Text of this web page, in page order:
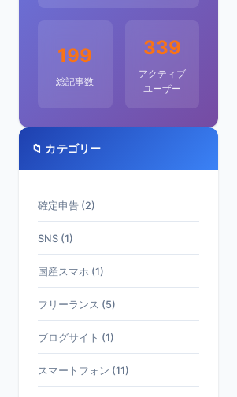
199
総記事数
339
アクティブ
ユーザー
📁 カテゴリー
確定申告 (2)
SNS (1)
国産スマホ (1)
フリーランス (5)
ブログサイト (1)
スマートフォン (11)